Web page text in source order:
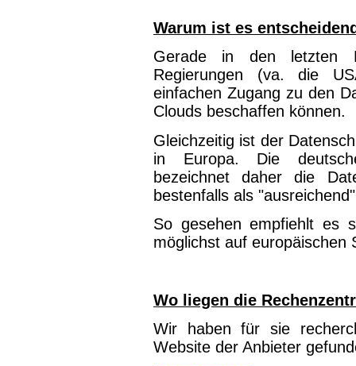
Warum ist es
Gerade in den letzten
Regierungen (va. die
einfachen Zugang zu den
Clouds beschaffen können.
Gleichzeitig ist der
in Europa. Die
bezeichnet daher die
bestenfalls als
So gesehen empfiehlt es
möglichst auf europäischen
Wo liegen die
Wir haben für sie
Website der Anbieter